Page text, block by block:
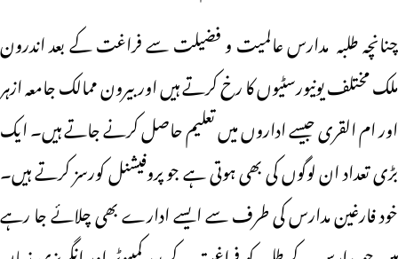
چنانچہ طلبہ مدارس عالمیت و فضیلت سے فراغت کے بعد اندرون
ملک مختلف یونیورسٹیوں کا رخ کرتے ہیں اور بیرون ممالک جامعہ ازہر
اور ام القری جیسے اداروں میں تعلیم حاصل کرنے جاتے ہیں۔ ایک
بڑی تعداد ان لوگوں کی بھی ہوتی ہے جو پروفیشنل کورسز کرتے ہیں۔
خود فارغین مدارس کی طرف سے ایسے ادارے بھی چلائے جا رہے